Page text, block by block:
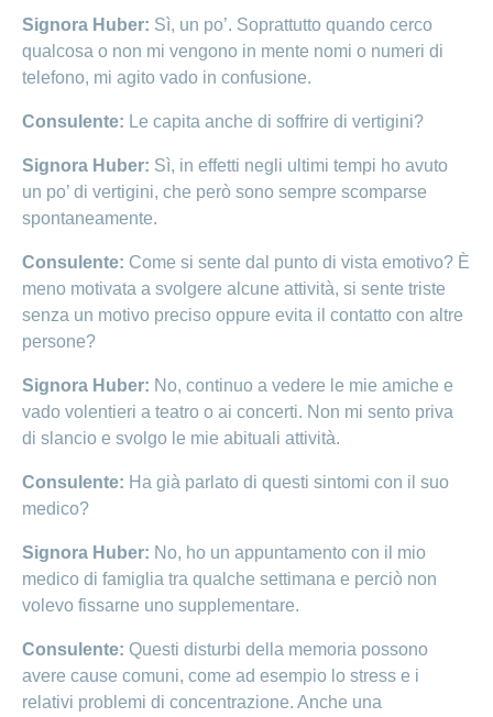
Signora Huber: Sì, un po’. Soprattutto quando cerco
qualcosa o non mi vengono in mente nomi o numeri di
telefono, mi agito vado in confusione.
Consulente: Le capita anche di soffrire di vertigini?
Signora Huber: Sì, in effetti negli ultimi tempi ho avuto
un po’ di vertigini, che però sono sempre scomparse
spontaneamente.
Consulente: Come si sente dal punto di vista emotivo? È
meno motivata a svolgere alcune attività, si sente triste
senza un motivo preciso oppure evita il contatto con altre
persone?
Signora Huber: No, continuo a vedere le mie amiche e
vado volentieri a teatro o ai concerti. Non mi sento priva
di slancio e svolgo le mie abituali attività.
Consulente: Ha già parlato di questi sintomi con il suo
medico?
Signora Huber: No, ho un appuntamento con il mio
medico di famiglia tra qualche settimana e perciò non
volevo fissarne uno supplementare.
Consulente: Questi disturbi della memoria possono
avere cause comuni, come ad esempio lo stress e i
relativi problemi di concentrazione. Anche una